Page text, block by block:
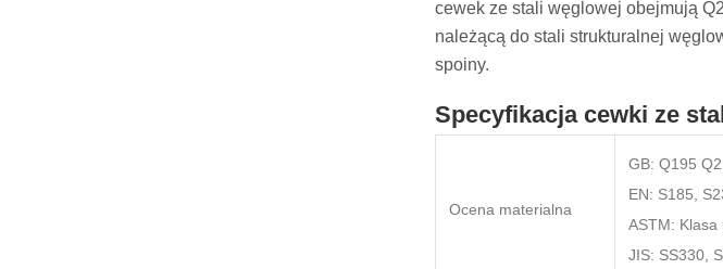
cewek ze stali węglowej obejmują
należącą do stali strukturalnej
spoiny.
Specyfikacja cewki ze
Ocena materialna
GB: Q195
EN: S185,
ASTM: Klasa
JIS: SS330,